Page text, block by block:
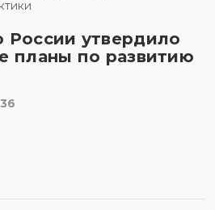
России утвердило
планы по развитию